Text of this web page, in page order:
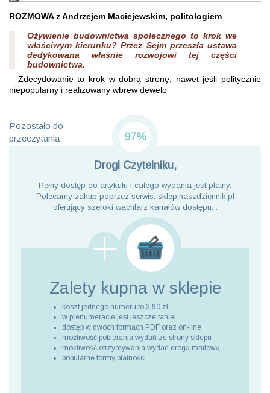
ROZMOWA z Andrzejem Maciejewskim, politologiem
Ożywienie budownictwa społecznego to krok we
właściwym kierunku? Przez Sejm przeszła ustawa
dedykowana właśnie rozwojowi tej części
budownictwa.
– Zdecydowanie to krok w dobrą stronę, nawet jeśli politycznie
niepopularny i realizowany wbrew dewelo
Pozostało do
przeczytania:
97%
Drogi Czytelniku,
Pełny dostęp do artykułu i całego wydania jest płatny.
Polecamy zakup poprzez serwis: sklep.naszdziennik.pl
oferujący szeroki wachlarz kanałów dostępu. .
Zalety kupna w sklepie
koszt jednego numeru to 3,90 zł
w prenumeracie jest jeszcze taniej
dostęp w dwóch formach PDF oraz on-line
możliwość pobierania wydań ze strony sklepu
możliwość otrzymywania wydań drogą mailową
popularne formy płatności